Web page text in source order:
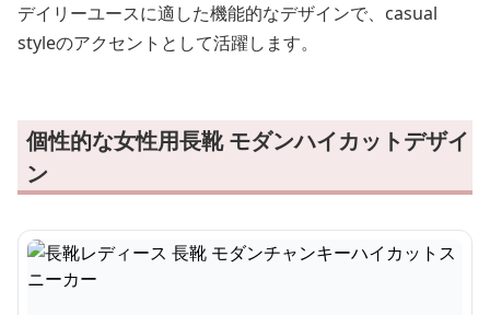
デイリーユースに適した機能的なデザインで、casual
styleのアクセントとして活躍します。
個性的な女性用長靴 モダンハイカットデザイ
ン